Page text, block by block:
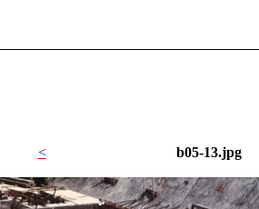
< b05-13.jpg